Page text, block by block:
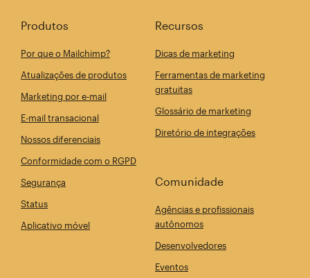
Produtos
Por que o Mailchimp?
Atualizações de produtos
Marketing por e-mail
E-mail transacional
Nossos diferenciais
Conformidade com o RGPD
Segurança
Status
Aplicativo móvel
Recursos
Dicas de marketing
Ferramentas de marketing
gratuitas
Glossário de marketing
Diretório de integrações
Comunidade
Agências e profissionais
autônomos
Desenvolvedores
Eventos